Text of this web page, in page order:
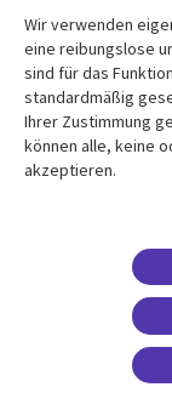
Mediathek
Library
GERMANY
Aktuelles
Social
Media
GERMANY
Wir verwenden
eine reibungslose
sind für das
standardmäßig
Ihrer Zustimmung
können alle, keine
akzeptieren.